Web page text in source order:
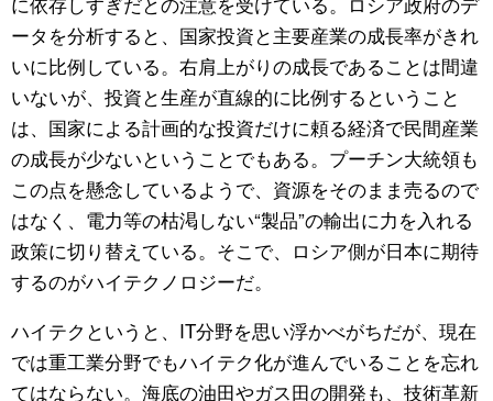
ータを分析すると、国家投資と主要産業の成長率がきれ
いに比例している。右肩上がりの成長であることは間違
いないが、投資と生産が直線的に比例するということ
は、国家による計画的な投資だけに頼る経済で民間産業
の成長が少ないということでもある。プーチン大統領も
この点を懸念しているようで、資源をそのまま売るので
はなく、電力等の枯渇しない“製品”の輸出に力を入れる
政策に切り替えている。そこで、ロシア側が日本に期待
するのがハイテクノロジーだ。
ハイテクというと、IT分野を思い浮かべがちだが、現在
では重工業分野でもハイテク化が進んでいることを忘れ
てはならない。海底の油田やガス田の開発も、技術革新